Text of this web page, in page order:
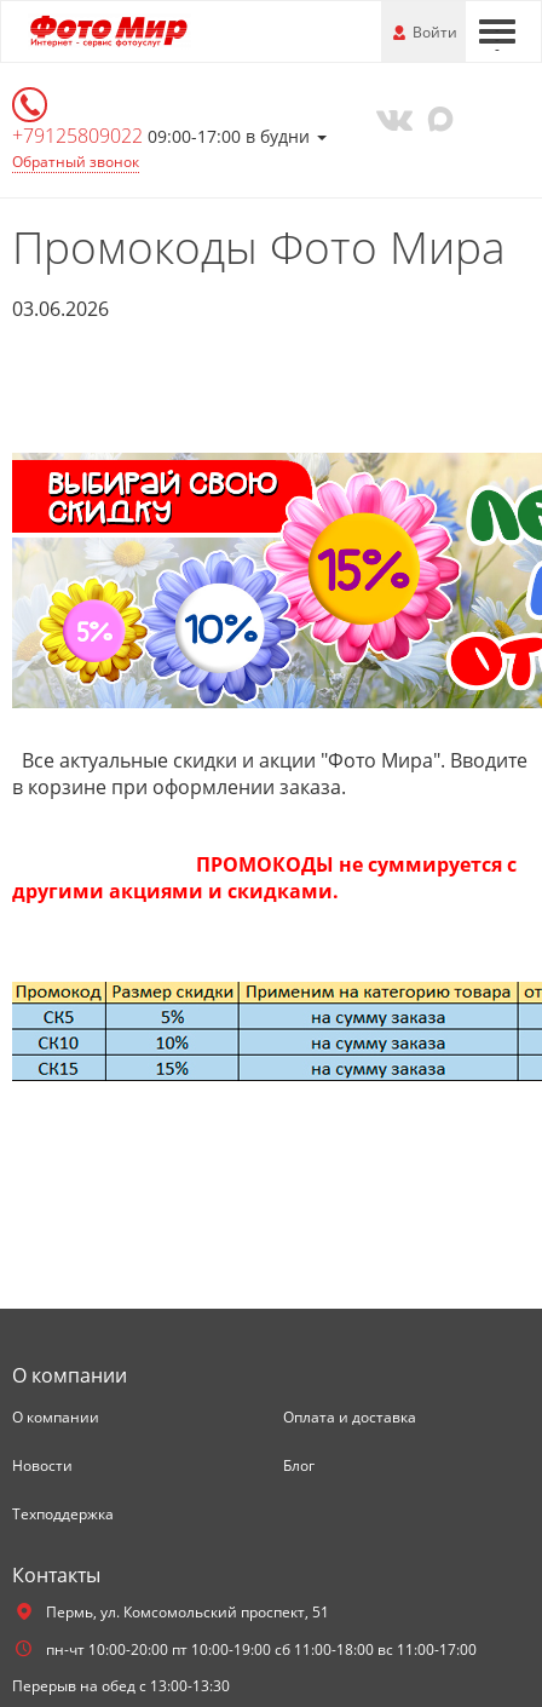
Перейти
к
информации
---
Войти
+79125809022 09:00-17:00 в будни
Обратный звонок
Промокоды Фото Мира
03.06.2026
Все актуальные скидки и акции "Фото Мира". Вводите
в корзине при оформлении заказа.
ПРОМОКОДЫ не суммируется с
другими акциями и скидками.
О компании
О компании Оплата и доставка
Новости Блог
Техподдержка
Контакты
Пермь, ул. Комсомольский проспект, 51
пн-чт 10:00-20:00 пт 10:00-19:00 сб 11:00-18:00 вс 11:00-17:00
Перерыв на обед с 13:00-13:30